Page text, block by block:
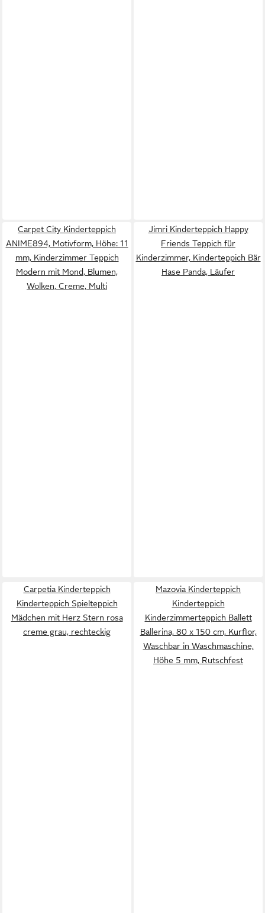
Carpet City Kinderteppich
ANIME894, Motivform, Höhe: 11
mm, Kinderzimmer Teppich
Modern mit Mond, Blumen,
Wolken, Creme, Multi
Jimri Kinderteppich Happy
Friends Teppich für
Kinderzimmer, Kinderteppich Bär
Hase Panda, Läufer
Carpetia Kinderteppich
Kinderteppich Spielteppich
Mädchen mit Herz Stern rosa
creme grau, rechteckig
Mazovia Kinderteppich
Kinderteppich
Kinderzimmerteppich Ballett
Ballerina, 80 x 150 cm, Kurflor,
Waschbar in Waschmaschine,
Höhe 5 mm, Rutschfest